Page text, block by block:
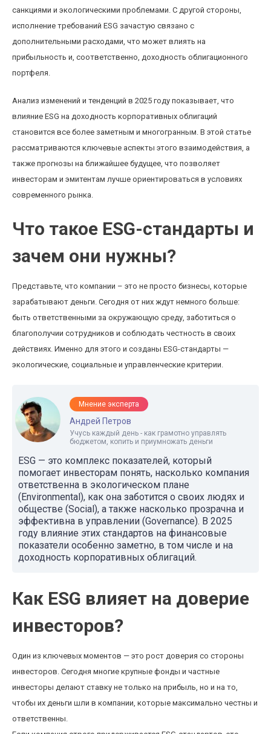
санкциями и экологическими проблемами. С другой стороны,
исполнение требований ESG зачастую связано с
дополнительными расходами, что может влиять на
прибыльность и, соответственно, доходность облигационного
портфеля.
Анализ изменений и тенденций в 2025 году показывает, что
влияние ESG на доходность корпоративных облигаций
становится все более заметным и многогранным. В этой статье
рассматриваются ключевые аспекты этого взаимодействия, а
также прогнозы на ближайшее будущее, что позволяет
инвесторам и эмитентам лучше ориентироваться в условиях
современного рынка.
Что такое ESG-стандарты и
зачем они нужны?
Представьте, что компании – это не просто бизнесы, которые
зарабатывают деньги. Сегодня от них ждут немного больше:
быть ответственными за окружающую среду, заботиться о
благополучии сотрудников и соблюдать честность в своих
действиях. Именно для этого и созданы ESG-стандарты —
экологические, социальные и управленческие критерии.
Мнение эксперта
Андрей Петров
Учусь каждый день - как грамотно управлять
бюджетом, копить и приумножать деньги
ESG — это комплекс показателей, который
помогает инвесторам понять, насколько компания
ответственна в экологическом плане
(Environmental), как она заботится о своих людях и
обществе (Social), а также насколько прозрачна и
эффективна в управлении (Governance). В 2025
году влияние этих стандартов на финансовые
показатели особенно заметно, в том числе и на
доходность корпоративных облигаций.
Как ESG влияет на доверие
инвесторов?
Один из ключевых моментов — это рост доверия со стороны
инвесторов. Сегодня многие крупные фонды и частные
инвесторы делают ставку не только на прибыль, но и на то,
чтобы их деньги шли в компании, которые максимально честны и
ответственны.